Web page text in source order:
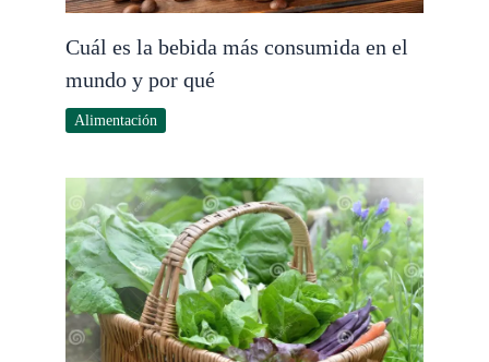
Cuál es la bebida más consumida en el
mundo y por qué
Alimentación